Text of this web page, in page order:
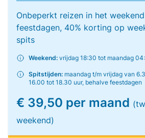
Onbeperkt reizen in het
feestdagen, 40% korting op
spits
Weekend: vrijdag 18:30 tot maandag
Spitstijden: maandag t/m vrijdag van
16.00 tot 18.30 uur, behalve feestdagen
€ 39,50 per maand
weekend)